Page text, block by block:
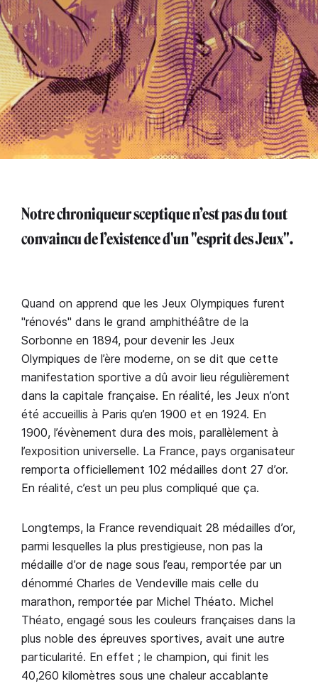
Notre chroniqueur sceptique n’est pas du tout
convaincu de l’existence d'un "esprit des Jeux".
Quand on apprend que les Jeux Olympiques furent
"rénovés" dans le grand amphithéâtre de la
Sorbonne en 1894, pour devenir les Jeux
Olympiques de l’ère moderne, on se dit que cette
manifestation sportive a dû avoir lieu régulièrement
dans la capitale française. En réalité, les Jeux n’ont
été accueillis à Paris qu’en 1900 et en 1924. En
1900, l’évènement dura des mois, parallèlement à
l’exposition universelle. La France, pays organisateur
remporta officiellement 102 médailles dont 27 d’or.
En réalité, c’est un peu plus compliqué que ça.
Longtemps, la France revendiquait 28 médailles d’or,
parmi lesquelles la plus prestigieuse, non pas la
médaille d’or de nage sous l’eau, remportée par un
dénommé Charles de Vendeville mais celle du
marathon, remportée par Michel Théato. Michel
Théato, engagé sous les couleurs françaises dans la
plus noble des épreuves sportives, avait une autre
particularité. En effet ; le champion, qui finit les
40,260 kilomètres sous une chaleur accablante